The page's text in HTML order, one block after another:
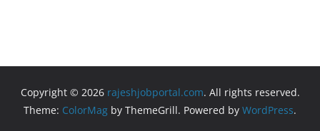
Copyright © 2026 rajeshjobportal.com. All rights reserved.
Theme: ColorMag by ThemeGrill. Powered by WordPress.